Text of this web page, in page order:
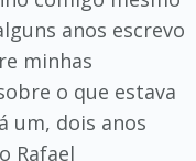
anos escrevo
minhas
o que estava
um, dois anos
Rafael